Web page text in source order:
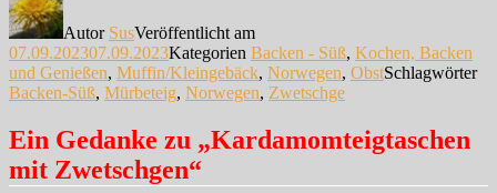
Autor SusVeröffentlicht am
07.09.202307.09.2023Kategorien Backen - Süß, Kochen, Backen
und Genießen, Muffin/Kleingebäck, Norwegen, ObstSchlagwörter
Backen-Süß, Mürbeteig, Norwegen, Zwetschge
Ein Gedanke zu „Kardamomteigtaschen
mit Zwetschgen“